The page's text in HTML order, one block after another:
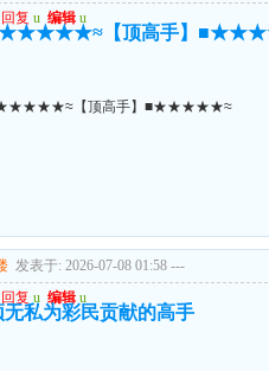
回复 u 编辑 u
【顶高手】
【顶高手】■★★★★★≈
发表于: 2026-07-08 01:58 ---
回复 u 编辑 u
无私为彩民贡献的高手